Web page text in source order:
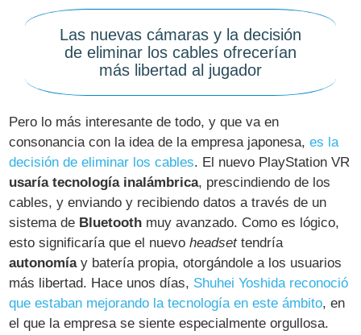
Las nuevas cámaras y la decisión
de eliminar los cables ofrecerían
más libertad al jugador
Pero lo más interesante de todo, y que va en
consonancia con la idea de la empresa japonesa,es la
decisión de eliminar los cables. El nuevo PlayStation VR
usaría tecnología inalámbrica, prescindiendo de los
cables, y enviando y recibiendo datos a través de un
sistema de Bluetooth muy avanzado. Como es lógico,
esto significaría que el nuevoheadsettendría
autonomíay batería propia, otorgándole a los usuarios
más libertad. Hace unos días, Shuhei Yoshida reconoció
que estaban mejorando la tecnología en este ámbito, en
el que la empresa se siente especialmente orgullosa.